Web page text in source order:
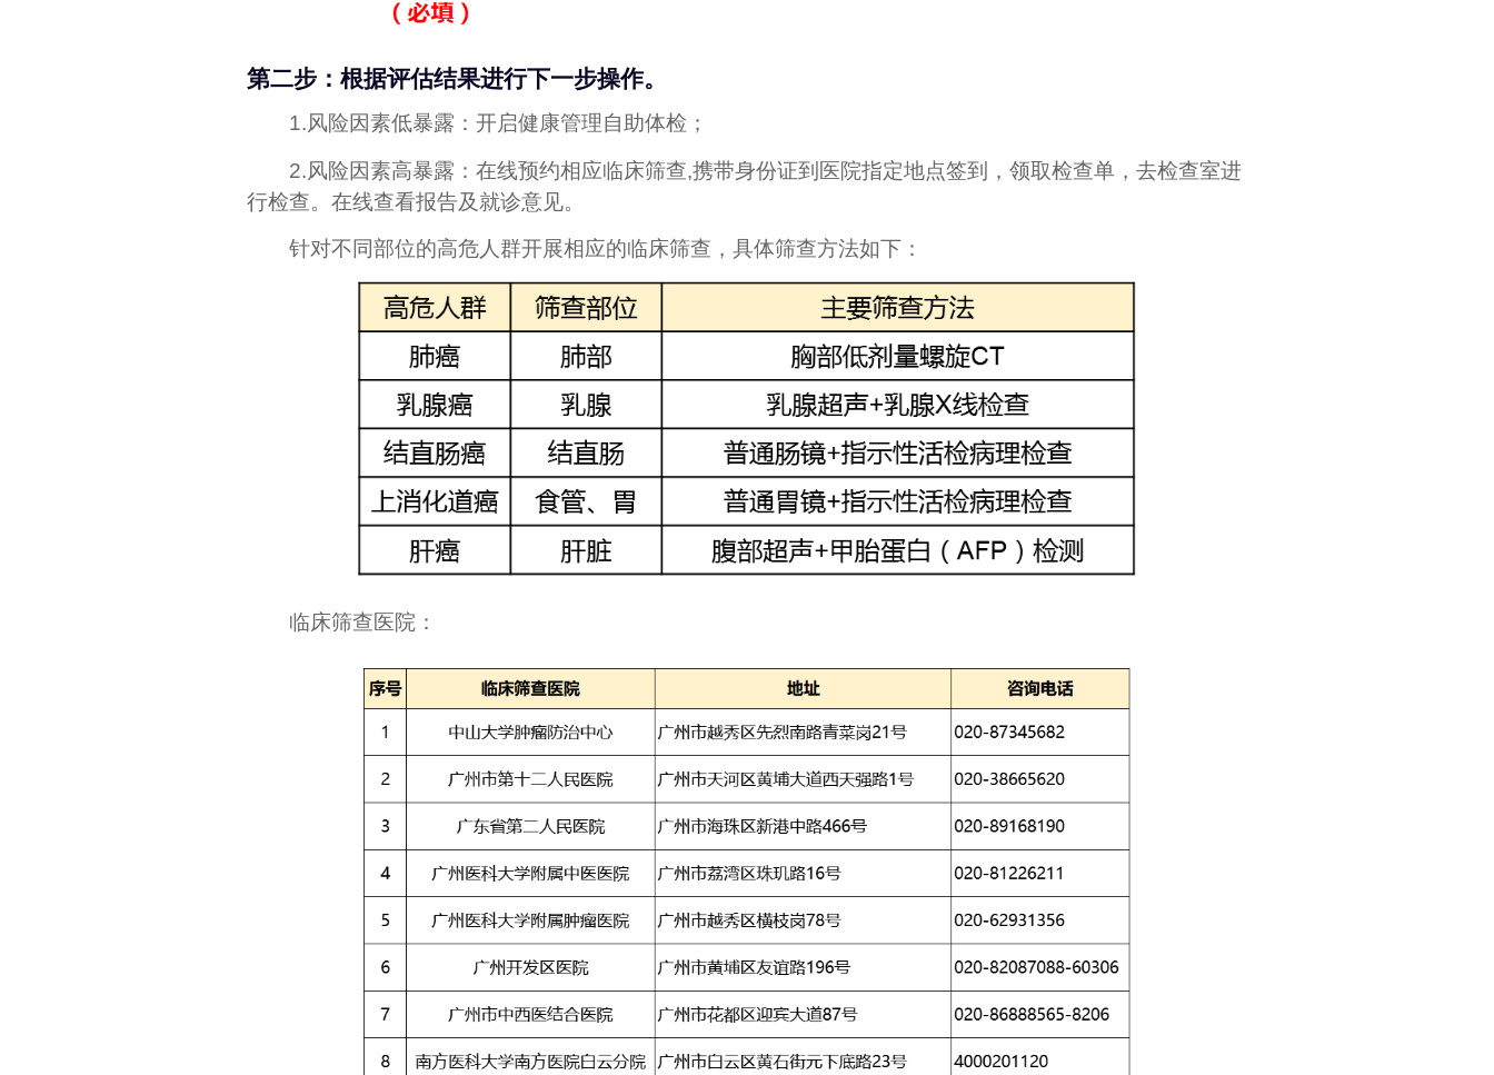
第二步：根据评估结果进行下一步操作。
1.风险因素低暴露：开启健康管理自助体检；
2.风险因素高暴露：在线预约相应临床筛查,携带身份证到医院指定地点签到，领取检查单，去检查室进
行检查。在线查看报告及就诊意见。
针对不同部位的高危人群开展相应的临床筛查，具体筛查方法如下：
临床筛查医院：